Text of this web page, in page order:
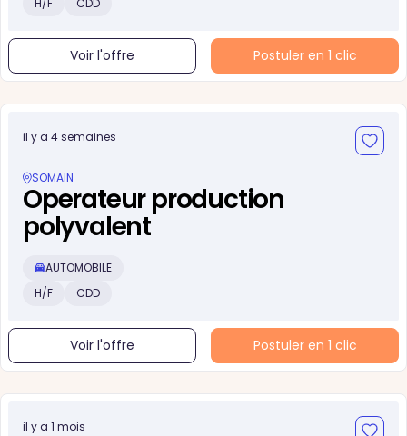
H/F
CDD
Voir l'offre Postuler en 1 clic
il y a 4 semaines
SOMAIN
Operateur production
polyvalent
AUTOMOBILE
H/F
CDD
Voir l'offre Postuler en 1 clic
il y a 1 mois